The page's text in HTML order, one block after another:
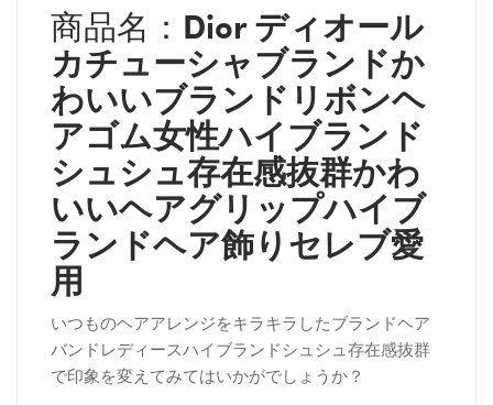
商品名： Dior ディオール
カチューシャブランドか
わいいブランドリボンヘ
アゴム女性ハイブランド
シュシュ存在感抜群かわ
いいヘアグリップハイブ
ランドヘア飾りセレブ愛
用
いつものヘアアレンジをキラキラしたブランドヘア
バンドレディースハイブランドシュシュ存在感抜群
で印象を変えてみてはいかがでしょうか？